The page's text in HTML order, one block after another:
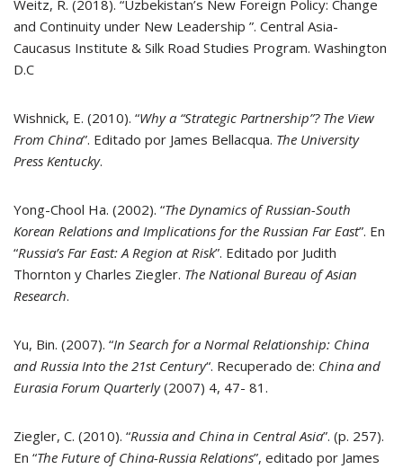
Weitz, R. (2018). “Uzbekistan’s New Foreign Policy: Change
and Continuity under New Leadership ”. Central Asia-
Caucasus Institute & Silk Road Studies Program. Washington
D.C
Wishnick, E. (2010). “Why a “Strategic Partnership”? The View
From China”. Editado por James Bellacqua. The University
Press Kentucky.
Yong-Chool Ha. (2002). “The Dynamics of Russian-South
Korean Relations and Implications for the Russian Far East”. En
“Russia’s Far East: A Region at Risk”. Editado por Judith
Thornton y Charles Ziegler. The National Bureau of Asian
Research.
Yu, Bin. (2007). “In Search for a Normal Relationship: China
and Russia Into the 21st Century“. Recuperado de: China and
Eurasia Forum Quarterly(2007) 4, 47- 81.
Ziegler, C. (2010). “Russia and China in Central Asia”. (p. 257).
En “The Future of China-Russia Relations”, editado por James